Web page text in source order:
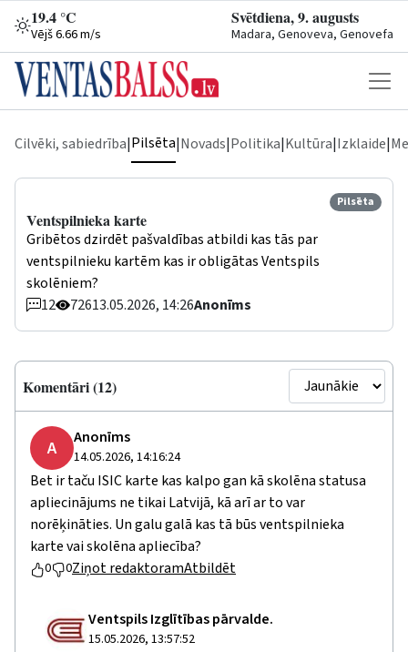
19.4 °C
Vējš 6.66 m/s
Svētdiena, 9. augusts
Madara, Genoveva, Genovefa
Cilvēki, sabiedrība|Pilsēta|Novads|Politika|Kultūra|Izklaide|
Pilsēta
Ventspilnieka karte
Gribētos dzirdēt pašvaldības atbildi kas tās par
ventspilnieku kartēm kas ir obligātas Ventspils
skolēniem?
12
72613.05.2026, 14:26Anonīms
Komentāri (12)
A Anonīms
14.05.2026, 14:16:24
Bet ir taču ISIC karte kas kalpo gan kā skolēna statusa
apliecinājums ne tikai Latvijā, kā arī ar to var
norēķināties. Un galu galā kas tā būs ventspilnieka
karte vai skolēna apliecība?
0 0Ziņot redaktoramAtbildēt
Ventspils Izglītības pārvalde.
15.05.2026, 13:57:52